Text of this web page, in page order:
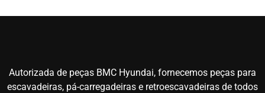
Autorizada de peças BMC Hyundai, fornecemos peças para
escavadeiras, pá-carregadeiras e retroescavadeiras de todos